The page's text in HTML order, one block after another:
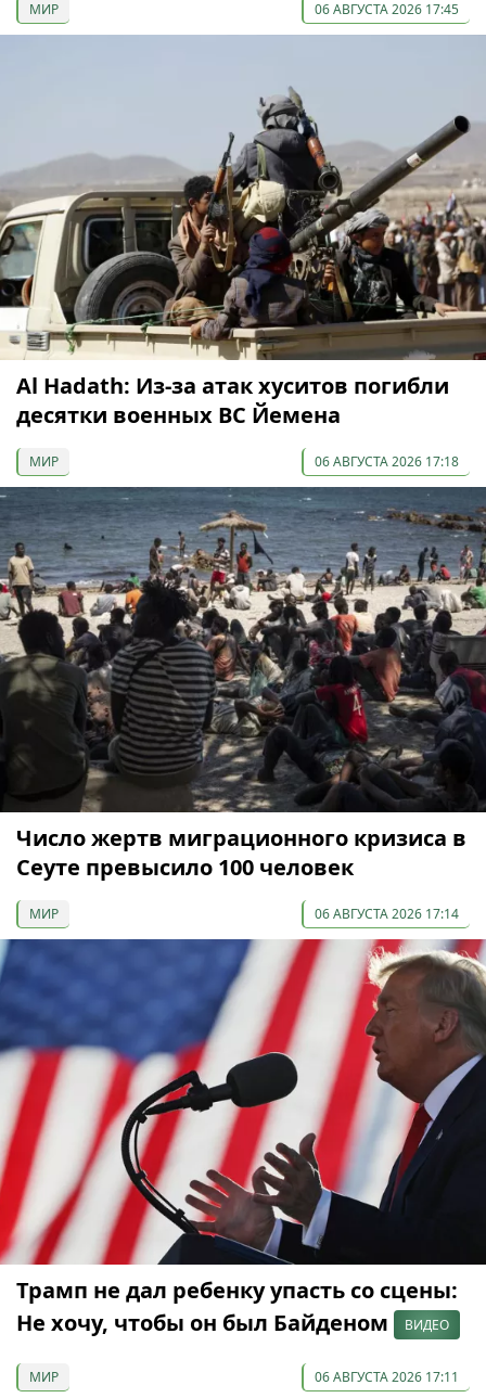
МИР 06 АВГУСТА 2026 17:45
Al Hadath: Из-за атак хуситов погибли
десятки военных ВС Йемена
МИР 06 АВГУСТА 2026 17:18
Число жертв миграционного кризиса в
Сеуте превысило 100 человек
МИР 06 АВГУСТА 2026 17:14
Трамп не дал ребенку упасть со сцены:
Не хочу, чтобы он был Байденом
ВИДЕО
МИР 06 АВГУСТА 2026 17:11